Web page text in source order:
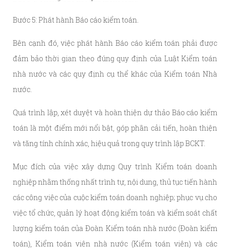
Bước 5: Phát hành Báo cáo kiểm toán.
Bên cạnh đó, việc phát hành Báo cáo kiểm toán phải được
đảm bảo thời gian theo đúng quy định của Luật Kiểm toán
nhà nước và các quy định cụ thể khác của Kiểm toán Nhà
nước.
Quá trình lập, xét duyệt và hoàn thiện dự thảo Báo cáo kiểm
toán là một điểm mới nổi bật, góp phần cải tiến, hoàn thiện
và tăng tính chính xác, hiệu quả trong quy trình lập BCKT.
Mục đích của việc xây dựng Quy trình Kiểm toán doanh
nghiệp nhằm thống nhất trình tự, nội dung, thủ tục tiến hành
các công việc của cuộc kiểm toán doanh nghiệp; phục vụ cho
việc tổ chức, quản lý hoạt động kiểm toán và kiểm soát chất
lượng kiểm toán của Đoàn Kiểm toán nhà nước (Đoàn kiểm
toán), Kiểm toán viên nhà nước (Kiểm toán viên) và các